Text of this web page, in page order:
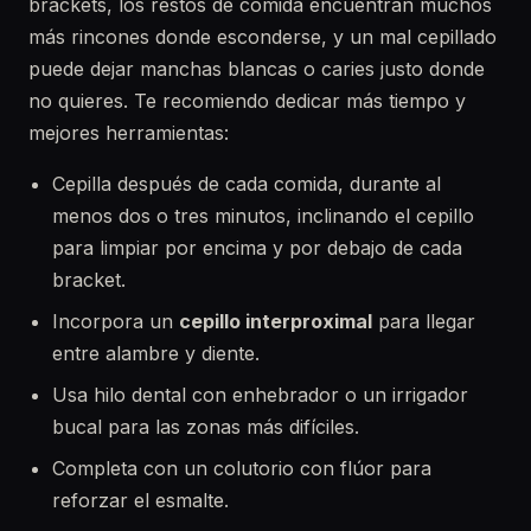
brackets, los restos de comida encuentran muchos
más rincones donde esconderse, y un mal cepillado
puede dejar manchas blancas o caries justo donde
no quieres. Te recomiendo dedicar más tiempo y
mejores herramientas:
Cepilla después de cada comida, durante al
menos dos o tres minutos, inclinando el cepillo
para limpiar por encima y por debajo de cada
bracket.
Incorpora un cepillo interproximal para llegar
entre alambre y diente.
Usa hilo dental con enhebrador o un irrigador
bucal para las zonas más difíciles.
Completa con un colutorio con flúor para
reforzar el esmalte.